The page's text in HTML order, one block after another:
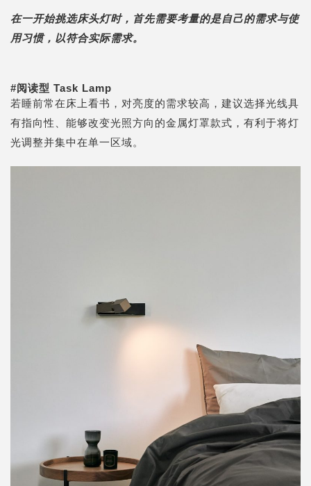
在一开始挑选床头灯时，首先需要考量的是自己的需求与使
用习惯，以符合实际需求。
#阅读型 Task Lamp
若睡前常在床上看书，对亮度的需求较高，建议选择光线具
有指向性、能够改变光照方向的金属灯罩款式，有利于将灯
光调整并集中在单一区域。